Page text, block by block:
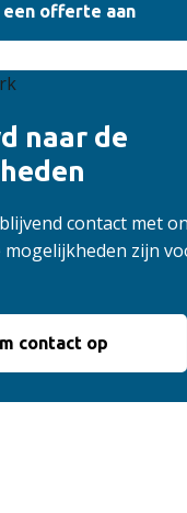
een offerte aan
naar de
contact met
mogelijkheden zijn
contact op